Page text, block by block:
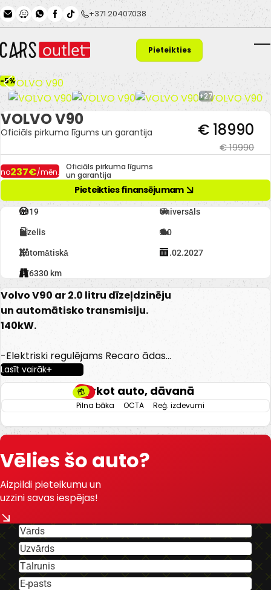
Skip to main content+371 20407038
Pieteikties
finansējumam
-5%
+27
VOLVO V90
Oficiāls pirkuma līgums un garantija
€ 19990
€ 18990
no237€/mēn.
Oficiāls pirkuma līgums
un garantija
Pieteikties finansējumam
2019 Universāls
Dīzelis 2.0
Automātiskā 01.02.2027
276330 km
Pērkot auto, dāvanā
Reģ. izdevumi
OCTA
Pilna bāka
Volvo V90 ar 2.0 litru dīzeļdzinēju
un automātisko transmisiju.
140kW.
-Elektriski regulējams Recaro ādas
salons.
-El. regulējami, apsildāmi un nolokami
spoguļi.
-Gaisa kondicionieris.
-Borta dators.
-Keyless go.
-Lietus sensors.
-Ceļa zīmju atpazīšanas sistēma.
-Multistūre.
-Volvo multimedia.
-Navigācija.
-Aizm. parkošanās sensori.
-Pr. parkošanās sensori.
Lasīt vairāk
Vēlies šo auto?
Aizpildi pieteikumu un
uzzini savas iespējas!